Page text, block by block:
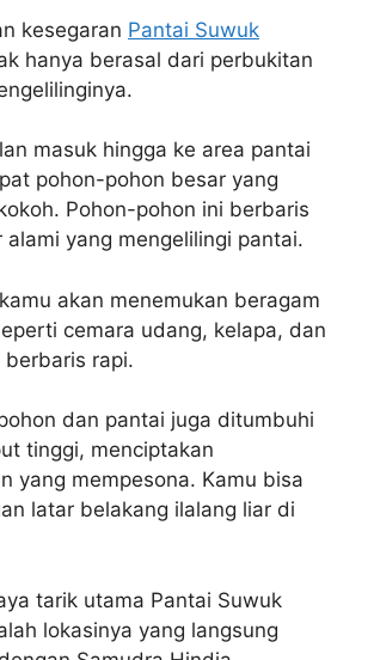
kesegaran Pantai Suwuk
hanya berasal dari perbukitan
masuk hingga ke area pantai
pohon-pohon besar yang
Pohon-pohon ini berbaris
alami yang mengelilingi pantai.
akan menemukan beragam
cemara udang, kelapa, dan
rapi.
dan pantai juga ditumbuhi
tinggi, menciptakan
yang mempesona. Kamu bisa
latar belakang ilalang liar di
tarik utama Pantai Suwuk
lokasinya yang langsung